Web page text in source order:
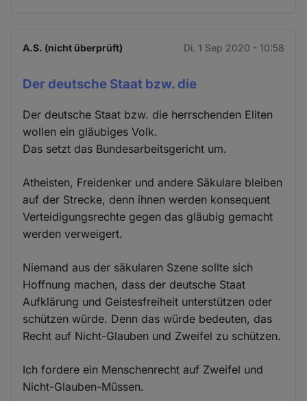
A.S. (nicht überprüft) Di. 1 Sep 2020 - 10:58
Der deutsche Staat bzw. die
Der deutsche Staat bzw. die herrschenden Eliten
wollen ein gläubiges Volk.
Das setzt das Bundesarbeitsgericht um.
Atheisten, Freidenker und andere Säkulare bleiben
auf der Strecke, denn ihnen werden konsequent
Verteidigungsrechte gegen das gläubig gemacht
werden verweigert.
Niemand aus der säkularen Szene sollte sich
Hoffnung machen, dass der deutsche Staat
Aufklärung und Geistesfreiheit unterstützen oder
schützen würde. Denn das würde bedeuten, das
Recht auf Nicht-Glauben und Zweifel zu schützen.
Ich fordere ein Menschenrecht auf Zweifel und
Nicht-Glauben-Müssen.